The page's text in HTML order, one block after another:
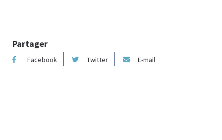
Partager
Facebook Twitter E-mail